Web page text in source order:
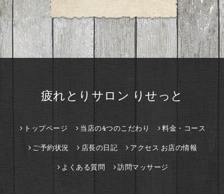
疲れとりサロン りせっと
トップページ 当店の4つのこだわり 料金・コース
ご予約状況 店長の日記 アクセス お店の情報
よくある質問 訪問マッサージ